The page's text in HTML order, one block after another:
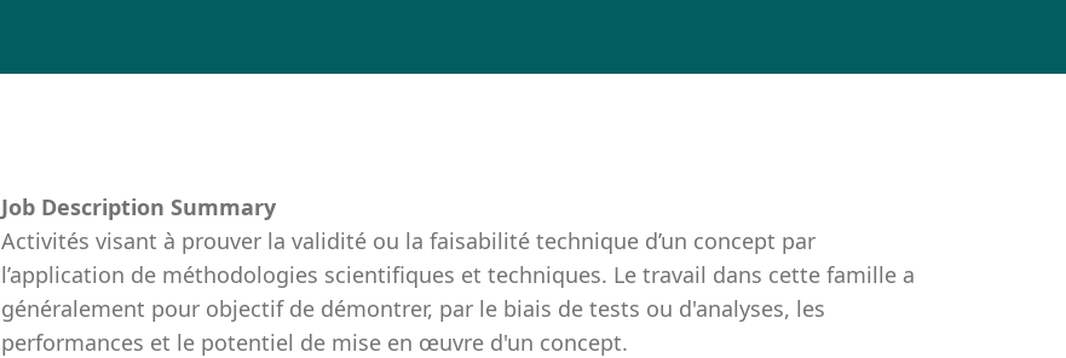
Job Description Summary
Activités visant à prouver la validité ou la faisabilité technique d’un concept par
l’application de méthodologies scientifiques et techniques. Le travail dans cette famille a
généralement pour objectif de démontrer, par le biais de tests ou d'analyses, les
performances et le potentiel de mise en œuvre d'un concept.